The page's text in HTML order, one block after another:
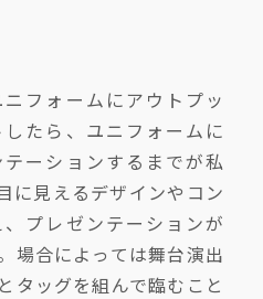
フォームにアウトプッ
たら、ユニフォームに
ーションするまでが私
に見えるデザインやコン
プレゼンテーションが
場合によっては舞台演出
タッグを組んで臨むこと